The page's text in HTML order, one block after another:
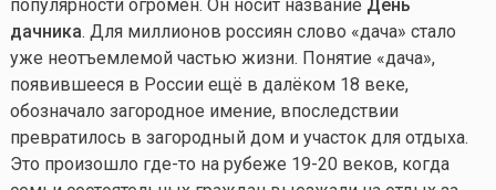
популярности огромен. Он носит название День
дачника. Для миллионов россиян слово «дача» стало
уже неотъемлемой частью жизни. Понятие «дача»,
появившееся в России ещё в далёком 18 веке,
обозначало загородное имение, впоследствии
превратилось в загородный дом и участок для отдыха.
Это произошло где-то на рубеже 19-20 веков, когда